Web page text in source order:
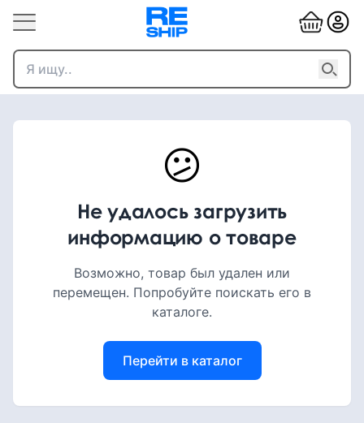
😕
Не удалось загрузить
информацию о товаре
Возможно, товар был удален или
перемещен. Попробуйте поискать его в
каталоге.
Перейти в каталог